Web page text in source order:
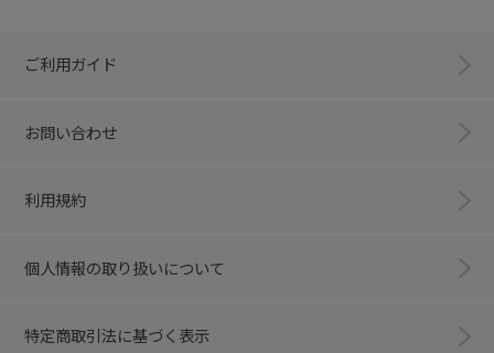
ご利用ガイド
お問い合わせ
利用規約
個人情報の取り扱いについて
特定商取引法に基づく表示